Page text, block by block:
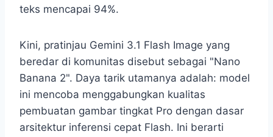
teks mencapai 94%.
Kini, pratinjau Gemini 3.1 Flash Image yang
beredar di komunitas disebut sebagai "Nano
Banana 2". Daya tarik utamanya adalah: model
ini mencoba menggabungkan kualitas
pembuatan gambar tingkat Pro dengan dasar
arsitektur inferensi cepat Flash. Ini berarti